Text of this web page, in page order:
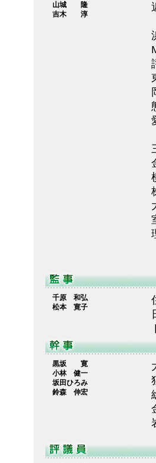
山城 隆
吉木 淳
千原 和弘
松本 寛子
黒坂 寛
小林 健一
坂田ひろみ
鈴森 伸宏